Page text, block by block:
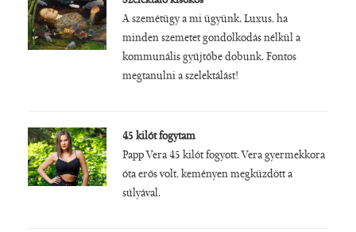
A szemétügy a mi ügyünk. Luxus, ha
minden szemetet gondolkodás nélkül a
kommunális gyűjtőbe dobunk. Fontos
megtanulni a szelektálást!
45 kilót fogytam
Papp Vera 45 kilót fogyott. Vera gyermekkora
óta erős volt, keményen megküzdött a
súlyával.